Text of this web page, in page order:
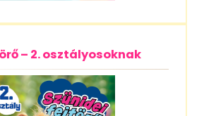
– 2. osztályosoknak